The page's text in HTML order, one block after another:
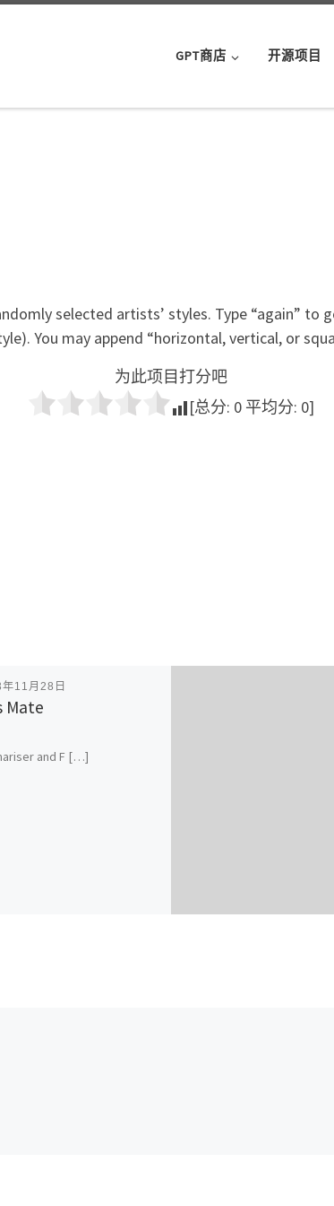
GPT商店 开源项目
selected artists’ styles. Type “again”
You may append “horizontal, vertical, or
为此项目打分吧
[总分: 0 平均分: 0]
11月28日
Mate
and F […]